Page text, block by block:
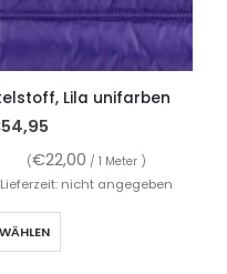
Lila unifarben
54,95
(€22,00 / 1 Meter )
Lieferzeit: nicht angegeben